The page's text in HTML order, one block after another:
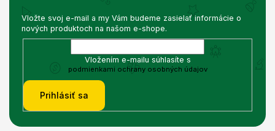
Vložte svoj e-mail a my Vám budeme zasielať informácie o
nových produktoch na našom e-shope.
Vložením e-mailu súhlasíte s
podmienkami ochrany osobných údajov
Prihlásiť sa